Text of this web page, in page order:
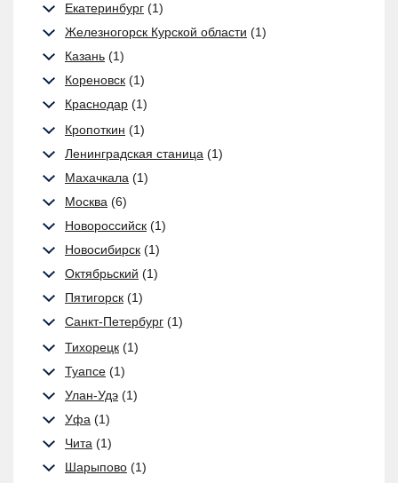
Екатеринбург (1)
Железногорск Курской области (1)
Казань (1)
Кореновск (1)
Краснодар (1)
Кропоткин (1)
Ленинградская станица (1)
Махачкала (1)
Москва (6)
Новороссийск (1)
Новосибирск (1)
Октябрьский (1)
Пятигорск (1)
Санкт-Петербург (1)
Тихорецк (1)
Туапсе (1)
Улан-Удэ (1)
Уфа (1)
Чита (1)
Шарыпово (1)